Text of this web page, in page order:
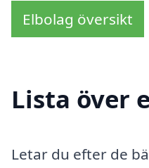
Elbolag översikt
Lista över
Letar du efter de